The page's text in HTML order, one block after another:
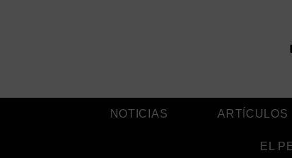
NOTICIAS ARTÍCULOS
EL